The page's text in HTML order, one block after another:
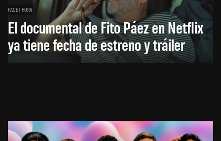
HACE 1 HORA
El documental de Fito Páez en Netflix
ya tiene fecha de estreno y tráiler